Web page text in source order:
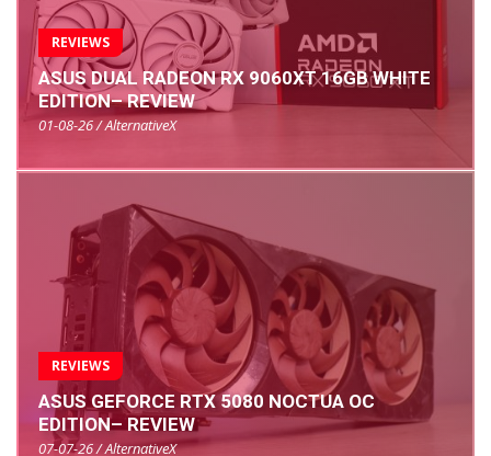
REVIEWS
ASUS DUAL RADEON RX 9060XT 16GB WHITE
EDITION– REVIEW
01-08-26 / AlternativeX
REVIEWS
ASUS GEFORCE RTX 5080 NOCTUA OC
EDITION– REVIEW
07-07-26 / AlternativeX